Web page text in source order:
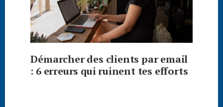
Démarcher des clients par email
: 6 erreurs qui ruinent tes efforts